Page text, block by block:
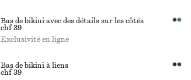
Bas de bikini avec des détails sur les côtés
chf 39
Exclusivité en ligne
Bas de bikini à liens
chf 39